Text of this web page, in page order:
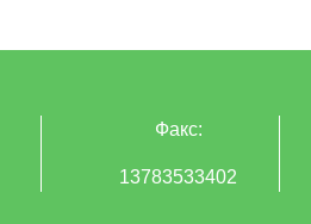
Факс:
13783533402